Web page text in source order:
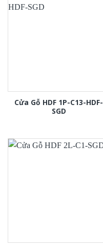
Cửa Gỗ HDF 1P-C13-HDF-
SGD